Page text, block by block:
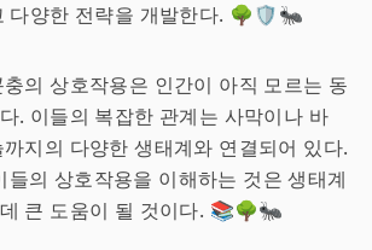
다양한 전략을 개발한다. 🌳🛡️🐜
의 상호작용은 인간이 아직 모르는 동
. 이들의 복잡한 관계는 사막이나 바
지의 다양한 생태계와 연결되어 있다.
의 상호작용을 이해하는 것은 생태계
큰 도움이 될 것이다. 📚🌳🐜